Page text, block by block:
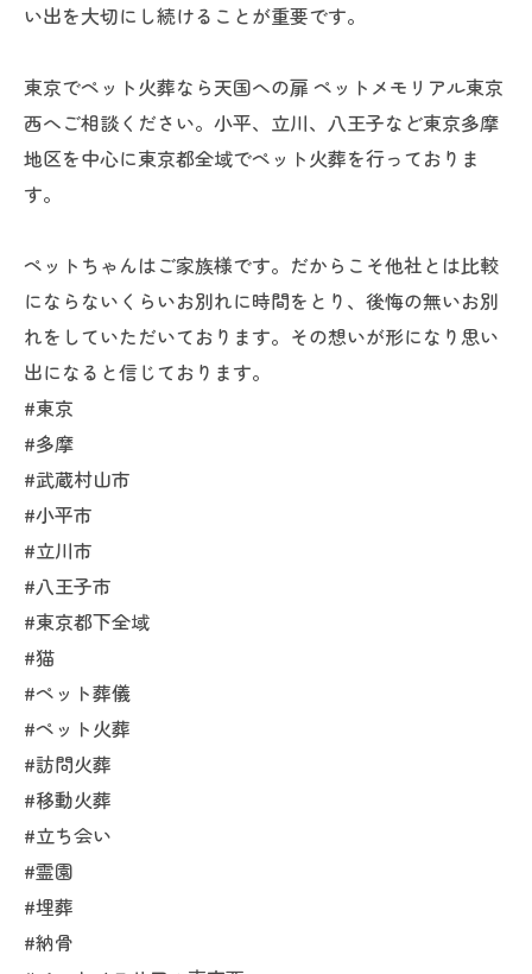
い出を大切にし続けることが重要です。
東京でペット火葬なら天国への扉 ペットメモリアル東京
西へご相談ください。小平、立川、八王子など東京多摩
地区を中心に東京都全域でペット火葬を行っておりま
す。
ペットちゃんはご家族様です。だからこそ他社とは比較
にならないくらいお別れに時間をとり、後悔の無いお別
れをしていただいております。その想いが形になり思い
出になると信じております。
#東京
#多摩
#武蔵村山市
#小平市
#立川市
#八王子市
#東京都下全域
#猫
#ペット葬儀
#ペット火葬
#訪問火葬
#移動火葬
#立ち会い
#霊園
#埋葬
#納骨